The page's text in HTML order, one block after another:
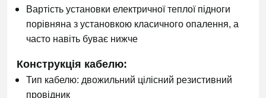
Вартість установки електричної теплої підноги
порівняна з установкою класичного опалення, а
часто навіть буває нижче
Конструкція кабелю:
Тип кабелю: двожильний цілісний резистивний
провідник